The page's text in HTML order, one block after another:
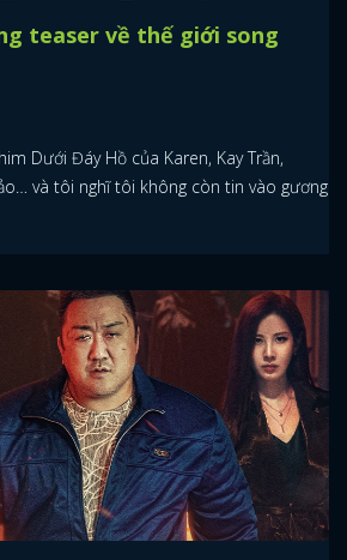
teaser về thế giới song
Dưới Đáy Hồ của Karen, Kay Trần,
và tôi nghĩ tôi không còn tin vào gương